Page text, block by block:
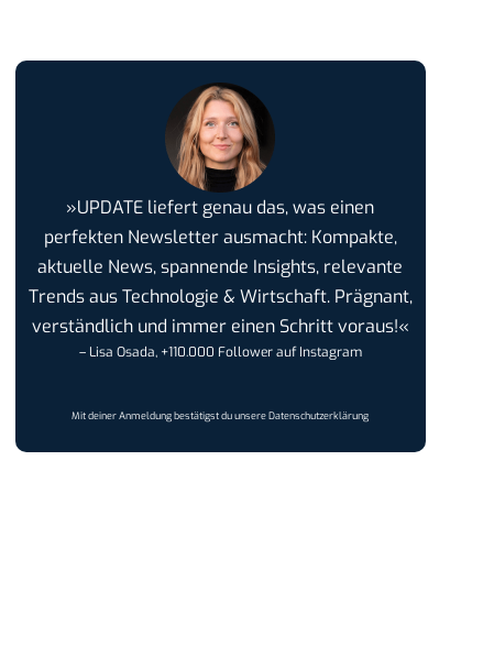
»UPDATE liefert genau das, was einen
perfekten Newsletter ausmacht: Kompakte,
aktuelle News, spannende Insights, relevante
Trends aus Technologie & Wirtschaft. Prägnant,
verständlich und immer einen Schritt voraus!«
– Lisa Osada, +110.000 Follower auf Instagram
Mit deiner Anmeldung bestätigst du unsereDatenschutzerklärung